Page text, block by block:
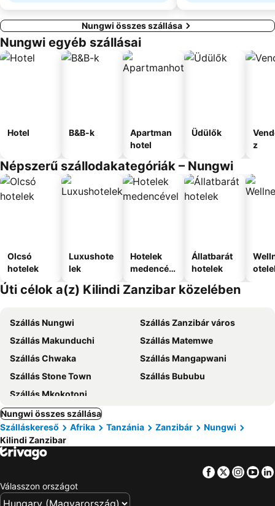
Nungwi összes szállása
Nungwi egyéb szállásai
Hotel B&B-k
Apartman
hotel
Üdülők
z
Népszerű szállodakategóriák – Nungwi
Olcsó
hotelek
Luxushote
lek
Hotelek
medencév
Állatbarát
hotelek
Úti célok a(z) Kilindi Zanzibar közelében
Szállás Nungwi
Szállás Zanzibár város
Szállás Makunduchi
Szállás Matemwe
Szállás Chwaka
Szállás Mangapwani
Szállás Stone Town
Szállás Bububu
Szállás Mkokotoni
Nungwi összes szállása
Szálláskereső
Afrika Tanzánia Zanzibár
Nungwi
Kilindi Zanzibar
Facebook
Twitter
Válasszon országot